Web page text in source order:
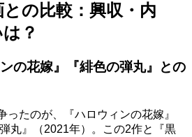
の比較：興収・内
？
の花嫁』『緋色の弾丸』との
ったのが、『ハロウィンの花嫁』
丸』（2021年）。この2作と『黒